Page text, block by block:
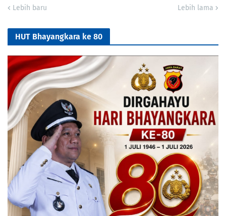
Lebih baru Lebih lama
HUT Bhayangkara ke 80